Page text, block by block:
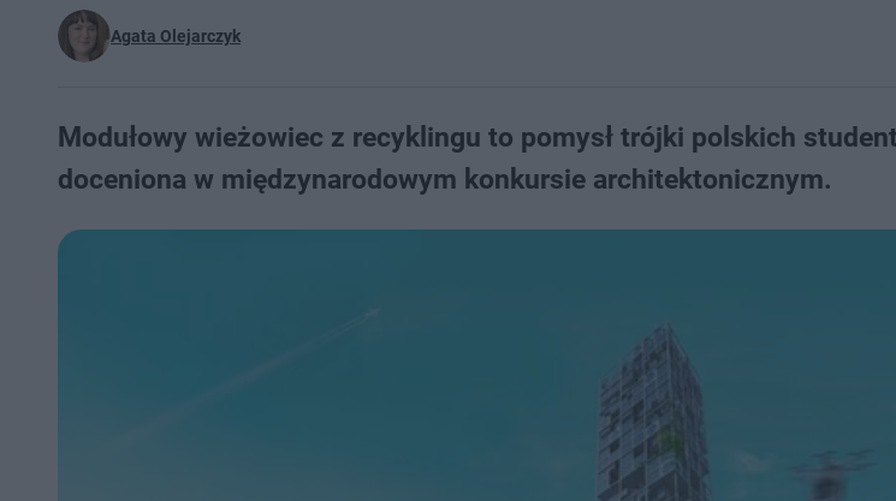
Agata Olejarczyk
Modułowy wieżowiec z recyklingu to pomysł trójki polskich
doceniona w międzynarodowym konkursie architektonicznym.